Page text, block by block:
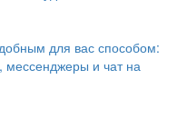
для вас способом:
мессенджеры и чат на